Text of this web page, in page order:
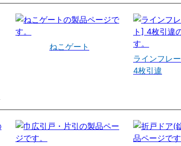
ねこゲート
ラインフレ
4枚引違